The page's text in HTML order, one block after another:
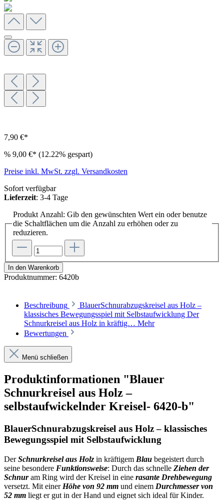
7,90 €*
% 9,00 €* (12.22% gespart)
Preise inkl. MwSt. zzgl. Versandkosten
Sofort verfügbar
Lieferzeit: 3-4 Tage
Produkt Anzahl: Gib den gewünschten Wert ein oder benutze
die Schaltflächen um die Anzahl zu erhöhen oder zu
reduzieren.
In den Warenkorb
Produktnummer: 6420b
Beschreibung
BlauerSchnurabzugskreisel aus Holz –
klassisches Bewegungsspiel mit Selbstaufwicklung Der
Schnurkreisel aus Holz in kräftig… Mehr
Bewertungen
Menü schließen
Produktinformationen "Blauer
Schnurkreisel aus Holz –
selbstaufwickelnder Kreisel- 6420-b"
BlauerSchnurabzugskreisel aus Holz – klassisches
Bewegungsspiel mit Selbstaufwicklung
DerSchnurkreisel aus Holz in kräftigem Blau begeistert durch
seine besondere Funktionsweise: Durch das schnelle Ziehen der
Schnuram Ring wird der Kreisel in eine rasante Drehbewegung
versetzt. Mit einer Höhe von 92 mm und einem Durchmesser von
52 mm liegt er gut in der Hand und eignet sich ideal für Kinder.